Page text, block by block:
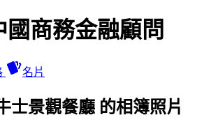
商務金融顧問
名片
士景觀餐廳 的相簿照片